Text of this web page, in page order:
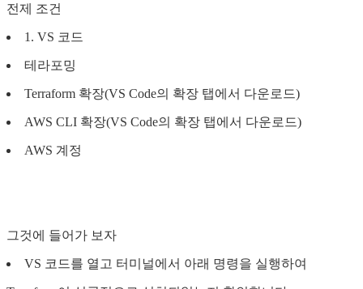
전제 조건
1. VS 코드
테라포밍
Terraform 확장(VS Code의 확장 탭에서 다운로드)
AWS CLI 확장(VS Code의 확장 탭에서 다운로드)
AWS 계정
그것에 들어가 보자
VS 코드를 열고 터미널에서 아래 명령을 실행하여